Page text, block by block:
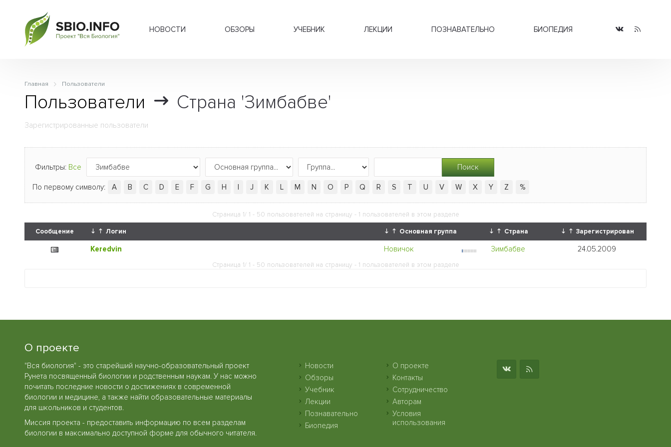
НОВОСТИ ОБЗОРЫ УЧЕБНИК ЛЕКЦИИ ПОЗНАВАТЕЛЬНО БИОПЕДИЯ
Главная Пользователи
Пользователи Страна 'Зимбабве'
Зарегистрированные пользователи
Фильтры: Все Поиск
По первому символу: A B C D E F G H J K L M N O P Q R S T U V W X Y Z %
Страница 1/ 1 - 50 пользователей на страницу - 1 пользователей в этом разделе
Сообщение Логин Основная группа Страна Зарегистрирован
Keredvin Новичок Зимбабве 24.05.2009
Страница 1/ 1 - 50 пользователей на страницу - 1 пользователей в этом разделе
О проекте
"Вся биология" - это старейший научно-образовательный проект
Рунета посвященный биологии и родственным наукам. У нас можно
почитать последние новости о достижениях в современной
биологии и медицине, а также найти образовательные материалы
для школьников и студентов.
Миссия проекта - предоставить информацию по всем разделам
биологии в максимально доступной форме для обычного читателя.
Новости
Обзоры
Учебник
Лекции
Познавательно
Биопедия
О проекте
Контакты
Сотрудничество
Авторам
Условия
использования